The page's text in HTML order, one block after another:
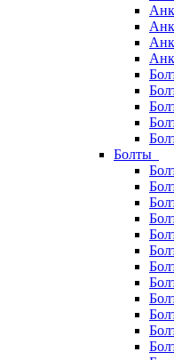
Болты